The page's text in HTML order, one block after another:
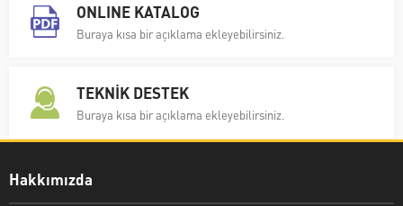
ONLINE KATALOG
Buraya kısa bir açıklama ekleyebilirsiniz.
TEKNİK DESTEK
Buraya kısa bir açıklama ekleyebilirsiniz.
Hakkımızda